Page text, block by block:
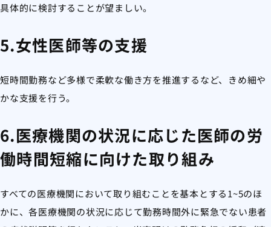
具体的に検討することが望ましい。
5.女性医師等の支援
短時間勤務など多様で柔軟な働き方を推進するなど、きめ細や
かな支援を行う。
6.医療機関の状況に応じた医師の労
働時間短縮に向けた取り組み
すべての医療機関において取り組むことを基本とする1~5のほ
かに、各医療機関の状況に応じて勤務時間外に緊急でない患者